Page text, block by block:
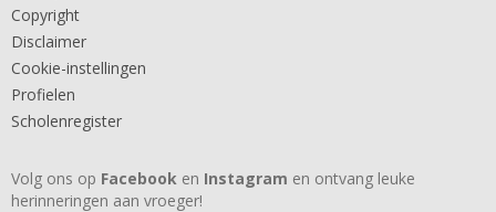
Copyright
Disclaimer
Cookie-instellingen
Profielen
Scholenregister
Volg ons op Facebook en Instagram en ontvang leuke
herinneringen aan vroeger!